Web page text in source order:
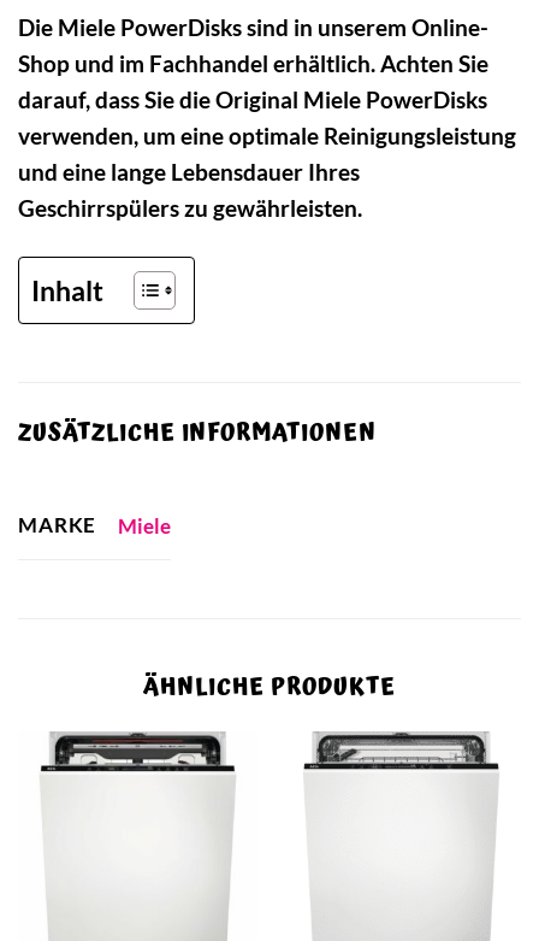
Die Miele PowerDisks sind in unserem Online-
Shop und im Fachhandel erhältlich. Achten Sie
darauf, dass Sie die Original Miele PowerDisks
verwenden, um eine optimale Reinigungsleistung
und eine lange Lebensdauer Ihres
Geschirrspülers zu gewährleisten.
Inhalt
ZUSÄTZLICHE INFORMATIONEN
MARKE Miele
ÄHNLICHE PRODUKTE